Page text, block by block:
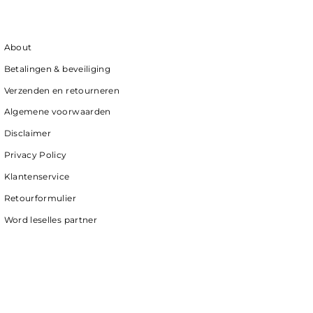
About
Betalingen & beveiliging
Verzenden en retourneren
Algemene voorwaarden
Disclaimer
Privacy Policy
Klantenservice
Retourformulier
Word leselles partner